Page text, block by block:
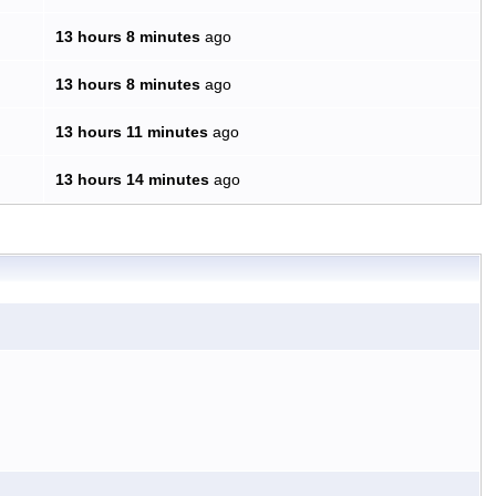
13 hours 8 minutesago
13 hours 8 minutesago
13 hours 11 minutesago
13 hours 14 minutesago